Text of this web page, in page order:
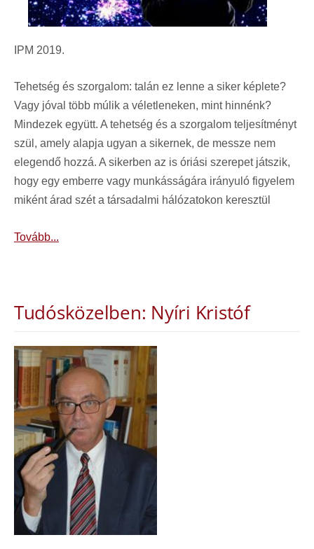
IPM 2019.
Tehetség és szorgalom: talán ez lenne a siker képlete?
Vagy jóval több múlik a véletleneken, mint hinnénk?
Mindezek együtt. A tehetség és a szorgalom teljesítményt
szül, amely alapja ugyan a sikernek, de messze nem
elegendő hozzá. A sikerben az is óriási szerepet játszik,
hogy egy emberre vagy munkásságára irányuló figyelem
miként árad szét a társadalmi hálózatokon keresztül
Tovább...
Tudósközelben: Nyíri Kristóf